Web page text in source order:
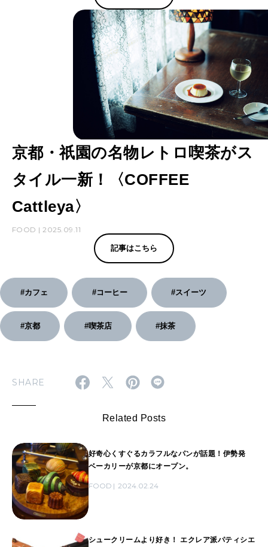
京都・祇園の名物レトロ喫茶がス
タイル一新！〈COFFEE
Cattleya〉
FOOD | 2025.09.11
記事はこちら
#カフェ #コーヒー #スイーツ
#京都 #喫茶店 #抹茶
SHARE
Related Posts
好奇心くすぐるカラフルなパンが話題！伊勢発
ベーカリーが京都にオープン。
FOOD 2024.02.24
シュークリームより好き！ エクレア派パティシエ